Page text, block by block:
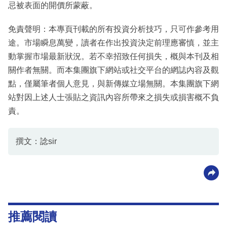
忌被表面的開價所蒙蔽。
免責聲明：本專頁刊載的所有投資分析技巧，只可作參考用
途。市場瞬息萬變，讀者在作出投資決定前理應審慎，並主
動掌握市場最新狀況。若不幸招致任何損失，概與本刊及相
關作者無關。而本集團旗下網站或社交平台的網誌內容及觀
點，僅屬筆者個人意見，與新傳媒立場無關。本集團旗下網
站對因上述人士張貼之資訊內容所帶來之損失或損害概不負
責。
撰文：諗sir
推薦閱讀